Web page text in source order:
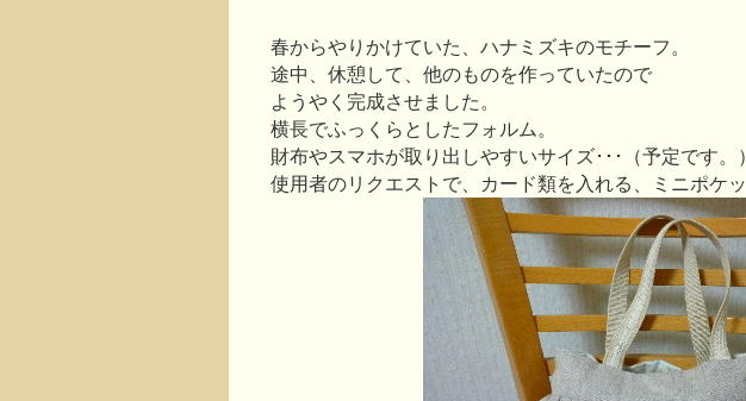
春からやりかけていた、ハナミズキのモチーフ。
途中、休憩して、他のものを作っていたので
ようやく完成させました。
横長でふっくらとしたフォルム。
財布やスマホが取り出しやすいサイズ･･･（予定です。）
使用者のリクエストで、カード類を入れる、ミニポケ